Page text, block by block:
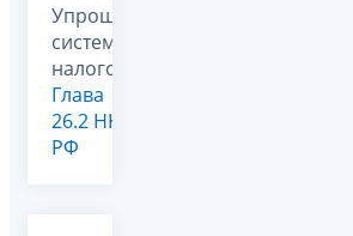
Упрощенная
система
налогообложения,
Глава
26.2 НК
РФ